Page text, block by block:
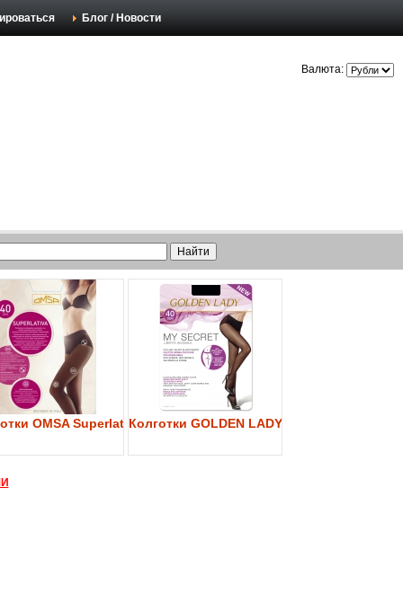
Блог / Новости
Валюта:
40 OMSA Superlativa 40Колготки GOLDEN LADY My Secret 40